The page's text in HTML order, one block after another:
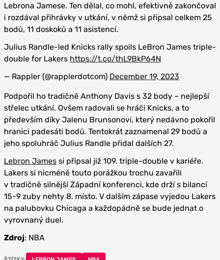
Lebrona Jamese. Ten dělal, co mohl, efektivně zakončoval
i rozdával přihrávky v utkání, v němž si připsal celkem 25
bodů, 11 doskoků a 11 asistencí.
Julius Randle-led Knicks rally spoils LeBron James triple-
double for Lakers https://t.co/thL9BkP64N
— Rappler (@rapplerdotcom) December 19, 2023
Podpořil ho tradičně Anthony Davis s 32 body – nejlepší
střelec utkání. Ovšem radovali se hráči Knicks, a to
především díky Jalenu Brunsonovi, který nedávno pokořil
hranici padesáti bodů. Tentokrát zaznamenal 29 bodů a
jeho spoluhráč Julius Randle přidal dalších 27.
Lebron James si připsal již 109. triple-double v kariéře.
Lakers si nicméně touto porážkou trochu zavařili
v tradičně silnější Západní konferenci, kde drží s bilancí
15-9 zuby nehty 8. místo. V dalším zápase vyjedou Lakers
na palubovku Chicaga a každopádně se bude jednat o
vyrovnaný duel.
Zdroj: NBA